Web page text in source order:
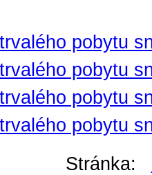
pobytu
pobytu
pobytu
pobytu
Stránka: